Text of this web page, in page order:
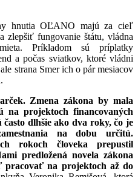
hnutia OĽANO majú za cieľ
fungovanie štátu, vládna
Príkladom sú príplatky
a počas sviatkov, ktoré vládni
strana Smer ich o pár mesiacov
Zmena zákona by mala
projektoch financovaných
dlhšie ako dva roky, čo je
na dobu určitú.
rokoch človeka prepustil
predložená novela zákona
na projektoch až do